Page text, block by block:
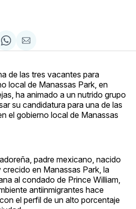
Share
on
Compartir
via
de las tres vacantes para
local de Manassas Park, en
ha animado a un nutrido grupo
su candidatura para una de las
el gobierno local de Manassas
padre mexicano, nacido
en Manassas Park, la
al condado de Prince William,
antiinmigrantes hace
el perfil de un alto porcentaje